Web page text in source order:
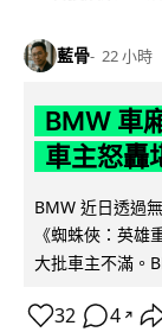
藍骨 22 小時
BMW 車
車主怒轟
BMW 近日透過
《蜘蛛俠：英
大批車主不滿。
32 4 ↗